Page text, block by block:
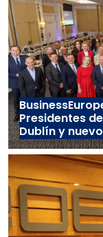
Presidentes
Dublín y